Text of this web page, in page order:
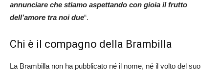
annunciare che stiamo aspettando con gioia il frutto
dell’amore tra noi due“.
Chi è il compagno della Brambilla
La Brambilla non ha pubblicato né il nome, né il volto del suo